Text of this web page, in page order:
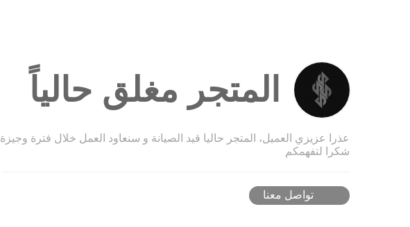
المتجر مغلق حالياً
عذرا عزيزي العميل، المتجر حاليا قيد الصيانة و سنعاود العمل خلال فترة وجيزة
شكرا لتفهمكم
تواصل معنا